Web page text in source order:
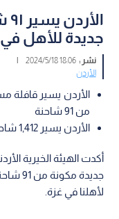
جديدة للأهل
نشر :18:06 2024/5/18
|
الأردن
الأردن يسير قافلة
من 91 شاحنة
الأردن يسير 1,412 شاحنة مساعدات إنسانية إلى غزة
أكدت الهيئة الخيرية
جديدة
لأهلنا في غزة.